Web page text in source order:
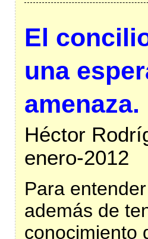
El
una
amenaza.
Héctor
enero-2012
Para
además de
conocimiento